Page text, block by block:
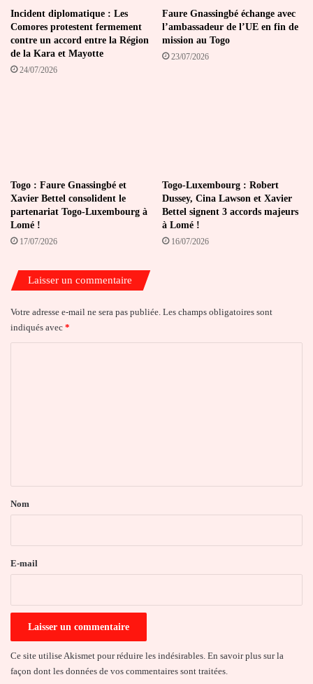
Incident diplomatique : Les
Comores protestent fermement
contre un accord entre la Région
de la Kara et Mayotte
24/07/2026
Faure Gnassingbé échange avec
l’ambassadeur de l’UE en fin de
mission au Togo
23/07/2026
Togo : Faure Gnassingbé et
Xavier Bettel consolident le
partenariat Togo-Luxembourg à
Lomé !
17/07/2026
Togo-Luxembourg : Robert
Dussey, Cina Lawson et Xavier
Bettel signent 3 accords majeurs
à Lomé !
16/07/2026
Laisser un commentaire
Votre adresse e-mail ne sera pas publiée. Les champs obligatoires sont
indiqués avec *
a
e
Nom
E-mail
Ce site utilise Akismet pour réduire les indésirables. En savoir plus sur la
façon dont les données de vos commentaires sont traitées